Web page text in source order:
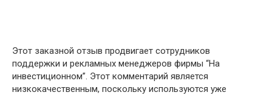
Этот заказной отзыв продвигает сотрудников
поддержки и рекламных менеджеров фирмы “На
инвестиционном”. Этот комментарий является
низкокачественным, поскольку используются уже